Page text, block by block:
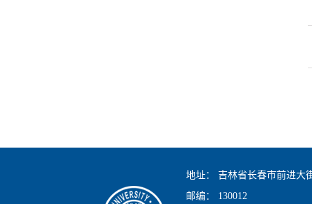
地址：
吉林省长春市前进大
邮编：
130012